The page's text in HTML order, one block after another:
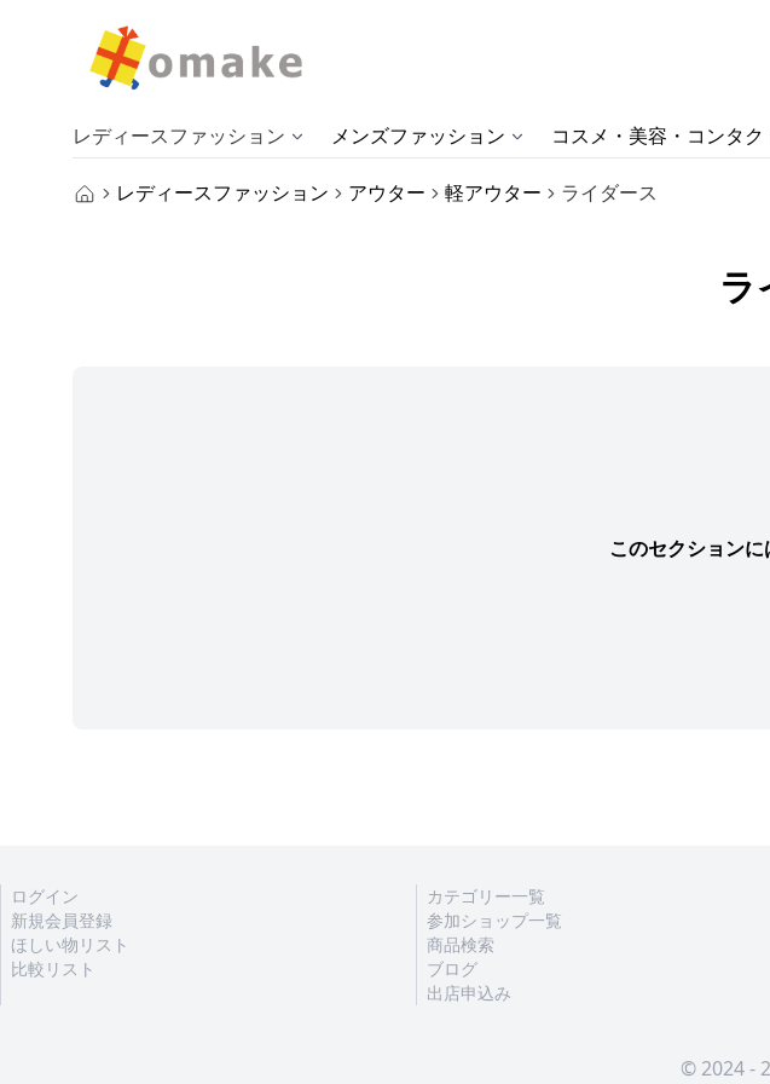
レディースファッション メンズファッション コスメ・美容・コンタク
レディースファッション アウター 軽アウター ライダース
ラ
このセクション
ログイン
新規会員登録
ほしい物リスト
比較リスト
カテゴリー一覧
参加ショップ一覧
商品検索
ブログ
出店申込み
© 2024 -